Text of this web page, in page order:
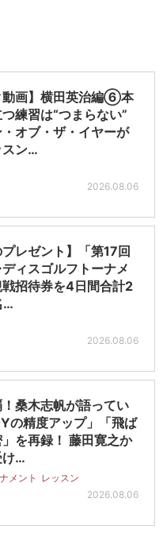
動画】横田英治編⑥本
練習は“つまらない”
オブ・ザ・イヤーが
スン…
2026.08.06
プレゼント】「第17回
ィスゴルフトーナメ
戦招待券を4日間合計2
…
2026.08.06
桑木志帆が語ってい
の精度アップ」「飛ば
」を再録！ 藤田寛之か
け…
メント
レッスン
2026.08.06